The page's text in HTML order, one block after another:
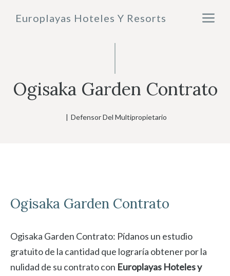
Europlayas Hoteles Y Resorts
Ogisaka Garden Contrato
| Defensor Del Multipropietario
Ogisaka Garden Contrato
Ogisaka Garden Contrato: Pídanos un estudio
gratuito de la cantidad que lograría obtener por la
nulidad de su contrato con Europlayas Hoteles y